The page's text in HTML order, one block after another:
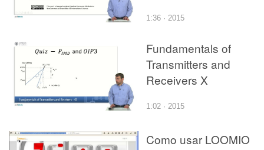
1:36 · 2015
Fundamentals of
Transmitters and
Receivers X
1:02 · 2015
Como usar LOOMIO